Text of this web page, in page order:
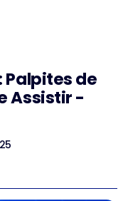
Palpites de
Assistir -